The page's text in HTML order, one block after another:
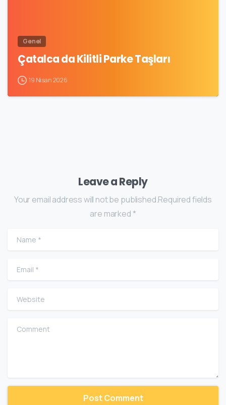
Genel
Çatalca da Kilitli Parke Taşları
19 Nisan 2026
Leave a Reply
Your email address will not be published.Required fields
are marked *
Name
Email
Website
Comment